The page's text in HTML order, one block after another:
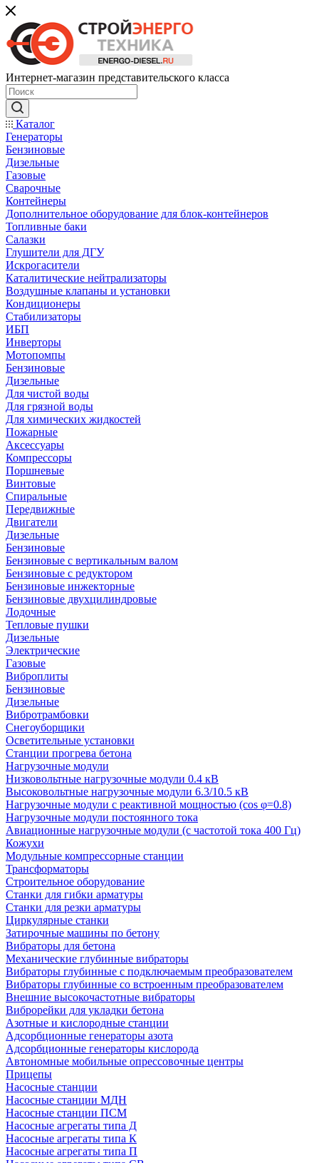
Интернет-магазин представительского класса
Каталог
Генераторы
Бензиновые
Дизельные
Газовые
Сварочные
Контейнеры
Дополнительное оборудование для блок-контейнеров
Топливные баки
Салазки
Глушители для ДГУ
Искрогасители
Каталитические нейтрализаторы
Воздушные клапаны и установки
Кондиционеры
Стабилизаторы
ИБП
Инверторы
Мотопомпы
Бензиновые
Дизельные
Для чистой воды
Для грязной воды
Для химических жидкостей
Пожарные
Аксессуары
Компрессоры
Поршневые
Винтовые
Спиральные
Передвижные
Двигатели
Дизельные
Бензиновые
Бензиновые с вертикальным валом
Бензиновые с редуктором
Бензиновые инжекторные
Бензиновые двухцилиндровые
Лодочные
Тепловые пушки
Дизельные
Электрические
Газовые
Виброплиты
Бензиновые
Дизельные
Вибротрамбовки
Снегоуборщики
Осветительные установки
Станции прогрева бетона
Нагрузочные модули
Низковольтные нагрузочные модули 0.4 кВ
Высоковольтные нагрузочные модули 6.3/10.5 кВ
Нагрузочные модули с реактивной мощностью (cos φ=0.8)
Нагрузочные модули постоянного тока
Авиационные нагрузочные модули (с частотой тока 400 Гц)
Кожухи
Модульные компрессорные станции
Трансформаторы
Строительное оборудование
Станки для гибки арматуры
Станки для резки арматуры
Циркулярные станки
Затирочные машины по бетону
Вибраторы для бетона
Механические глубинные вибраторы
Вибраторы глубинные с подключаемым преобразователем
Вибраторы глубинные со встроенным преобразователем
Внешние высокочастотные вибраторы
Виброрейки для укладки бетона
Азотные и кислородные станции
Адсорбционные генераторы азота
Адсорбционные генераторы кислорода
Автономные мобильные опрессовочные центры
Прицепы
Насосные станции
Насосные станции МДН
Насосные станции ПСМ
Насосные агрегаты типа Д
Насосные агрегаты типа К
Насосные агрегаты типа П